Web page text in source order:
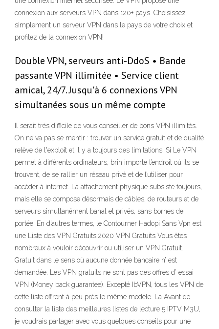
connexion aux serveurs VPN dans 120+ pays. Choisissez
simplement un serveur VPN dans le pays de votre choix et
profitez de la connexion VPN!
Double VPN, serveurs anti-DdoS • Bande
passante VPN illimitée • Service client
amical, 24/7. Jusqu'à 6 connexions VPN
simultanées sous un même compte
Il serait très difficile de vous conseiller de bons VPN illimités.
On ne va pas se mentir : trouver un service gratuit et de qualité
relève de l'exploit et il y a toujours des limitations. Si Le VPN
permet à différents ordinateurs, brin importe l’endroit où ils se
trouvent, de se rallier un réseau privé et de l’utiliser pour
accéder à internet. La attachement physique subsiste toujours,
mais elle se compose désormais de câbles, de routeurs et de
serveurs simultanément banal et privés, sans bornes de
portée. En d’autres termes, le Contourner Hadopi Sans Vpn est
une Liste des VPN Gratuits 2020 VPN Gratuits Vous êtes
nombreux à vouloir découvrir ou utiliser un VPN Gratuit.
Gratuit dans le sens où aucune donnée bancaire n’ est
demandée. Les VPN gratuits ne sont pas des offres d’ essai
VPN (Money back guarantee). Excepté IbVPN, tous les VPN de
cette liste offrent à peu près le même modèle. La Avant de
consulter la liste des meilleures listes de lecture 5 IPTV M3U,
je voudrais partager avec vous quelques conseils pour une